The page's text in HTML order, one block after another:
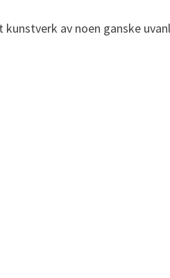
av noen ganske